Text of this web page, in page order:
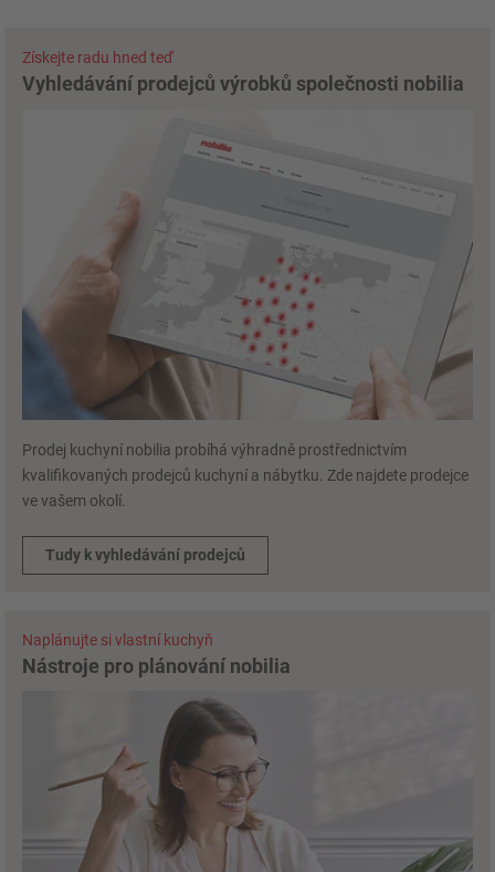
Získejte radu hned teď
Vyhledávání prodejců výrobků společnosti nobilia
Prodej kuchyní nobilia probíhá výhradně prostřednictvím
kvalifikovaných prodejců kuchyní a nábytku. Zde najdete prodejce
ve vašem okolí.
Tudy k vyhledávání prodejců
Naplánujte si vlastní kuchyň
Nástroje pro plánování nobilia